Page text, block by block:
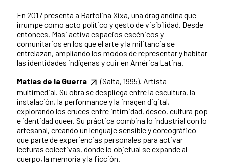
En 2017 presenta a Bartolina Xixa, una drag andina que
irrumpe como acto político y gesto de visibilidad. Desde
entonces, Masi activa espacios escénicos y
comunitarios en los que el arte y la militancia se
entrelazan, ampliando los modos de representar y habitar
las identidades indígenas y cuir en América Latina.
Matías de la Guerra
(Salta, 1995). Artista
multimedial. Su obra se despliega entre la escultura, la
instalación, la performance y la imagen digital,
explorando los cruces entre intimidad, deseo, cultura pop
e identidad queer. Su práctica combina lo industrial con lo
artesanal, creando un lenguaje sensible y coreográfico
que parte de experiencias personales para activar
lecturas colectivas, donde lo objetual se expande al
cuerpo, la memoria y la ficción.